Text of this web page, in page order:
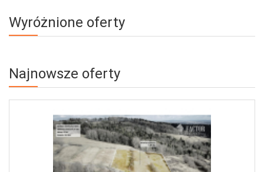
Wyróżnione oferty
Najnowsze oferty